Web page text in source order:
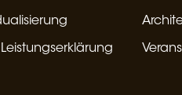
Leistungserklärung